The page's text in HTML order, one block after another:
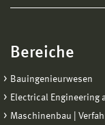
Bereiche
Bauingenieurwesen
Electrical Engineering
Maschinenbau |